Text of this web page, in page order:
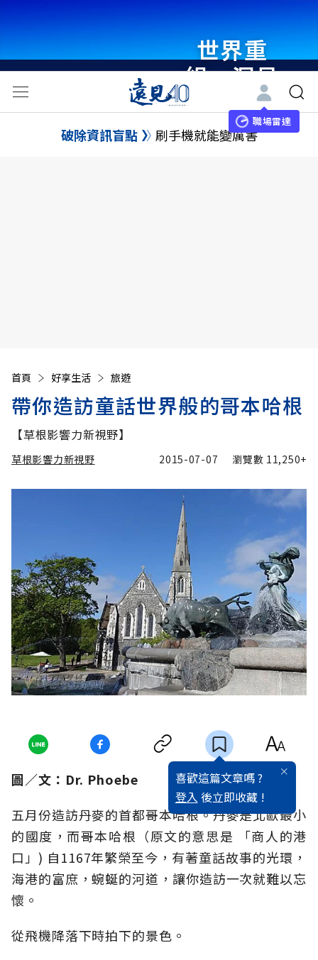
世界重
組・洞見
未來 與
世界領袖
職場雷達
破除資訊盲點 刷手機就能變厲害
首頁 好享生活 旅遊
帶你造訪童話世界般的哥本哈根
【草根影響力新視野】
草根影響力新視野 2015-07-07 瀏覽數 11,250+
喜歡這篇文章嗎 ?
登入 後立即收藏 !
圖／文：Dr. Phoebe
五月份造訪丹麥的首都哥本哈根。丹麥是北歐最小
的國度，而哥本哈根（原文的意思是 「商人的港
口」) 自1167年繁榮至今，有著童話故事的光環，
海港的富庶，蜿蜒的河道，讓你造訪一次就難以忘
懷。
從飛機降落下時拍下的景色。